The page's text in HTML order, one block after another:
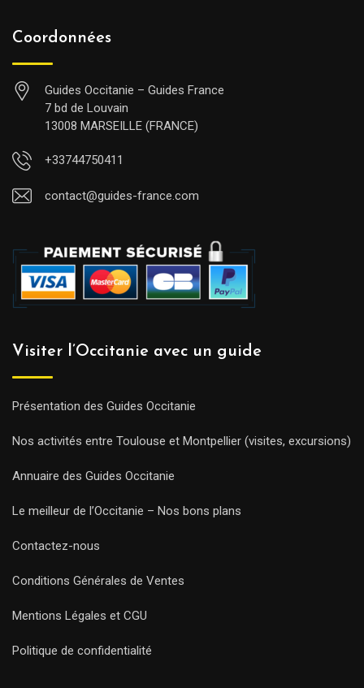
Coordonnées
Guides Occitanie – Guides France
7 bd de Louvain
13008 MARSEILLE (FRANCE)
+33744750411
contact@guides-france.com
Visiter l’Occitanie avec un guide
Présentation des Guides Occitanie
Nos activités entre Toulouse et Montpellier (visites, excursions)
Annuaire des Guides Occitanie
Le meilleur de l’Occitanie – Nos bons plans
Contactez-nous
Conditions Générales de Ventes
Mentions Légales et CGU
Politique de confidentialité